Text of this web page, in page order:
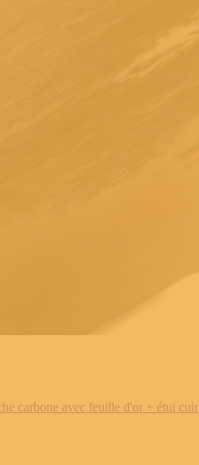
carbone avec feuille d'or + étui cuir